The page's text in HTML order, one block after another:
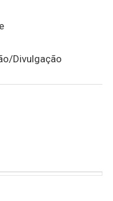
Divulgação